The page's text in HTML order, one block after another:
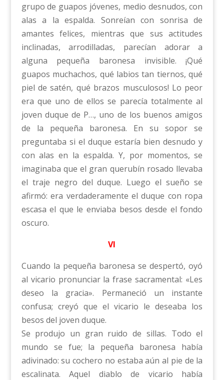
grupo de guapos jóvenes, medio desnudos, con
alas a la espalda. Sonreían con sonrisa de
amantes felices, mientras que sus actitudes
inclinadas, arrodilladas, parecían adorar a
alguna pequeña baronesa invisible. ¡Qué
guapos muchachos, qué labios tan tiernos, qué
piel de satén, qué brazos musculosos! Lo peor
era que uno de ellos se parecía totalmente al
joven duque de P…, uno de los buenos amigos
de la pequeña baronesa. En su sopor se
preguntaba si el duque estaría bien desnudo y
con alas en la espalda. Y, por momentos, se
imaginaba que el gran querubín rosado llevaba
el traje negro del duque. Luego el sueño se
afirmó: era verdaderamente el duque con ropa
escasa el que le enviaba besos desde el fondo
oscuro.
VI
Cuando la pequeña baronesa se despertó, oyó
al vicario pronunciar la frase sacramental: «Les
deseo la gracia». Permaneció un instante
confusa; creyó que el vicario le deseaba los
besos del joven duque.
Se produjo un gran ruido de sillas. Todo el
mundo se fue; la pequeña baronesa había
adivinado: su cochero no estaba aún al pie de la
escalinata. Aquel diablo de vicario había